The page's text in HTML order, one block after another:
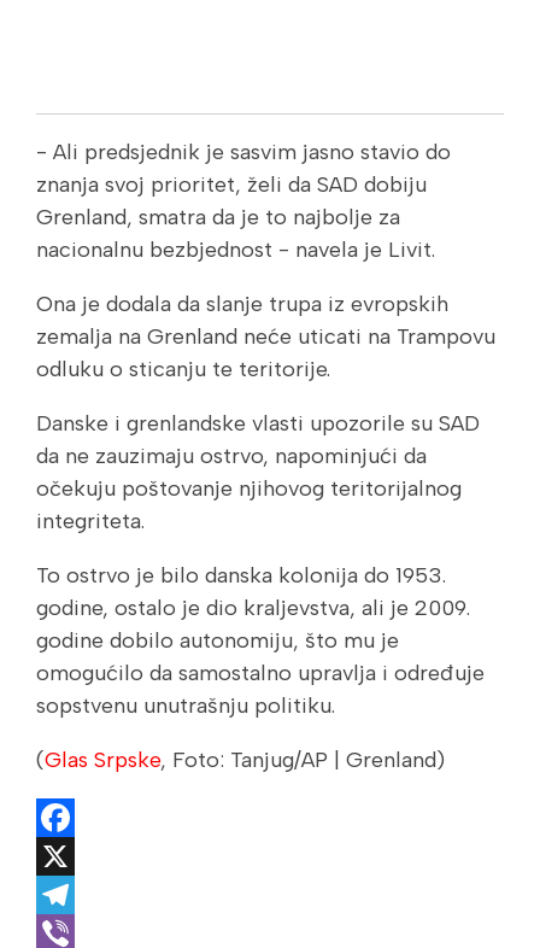
- Ali predsjednik je sasvim jasno stavio do
znanja svoj prioritet, želi da SAD dobiju
Grenland, smatra da je to najbolje za
nacionalnu bezbjednost - navela je Livit.
Ona je dodala da slanje trupa iz evropskih
zemalja na Grenland neće uticati na Trampovu
odluku o sticanju te teritorije.
Danske i grenlandske vlasti upozorile su SAD
da ne zauzimaju ostrvo, napominjući da
očekuju poštovanje njihovog teritorijalnog
integriteta.
To ostrvo je bilo danska kolonija do 1953.
godine, ostalo je dio kraljevstva, ali je 2009.
godine dobilo autonomiju, što mu je
omogućilo da samostalno upravlja i određuje
sopstvenu unutrašnju politiku.
(Glas Srpske, Foto: Tanjug/AP | Grenland)
Facebook
X
Telegram